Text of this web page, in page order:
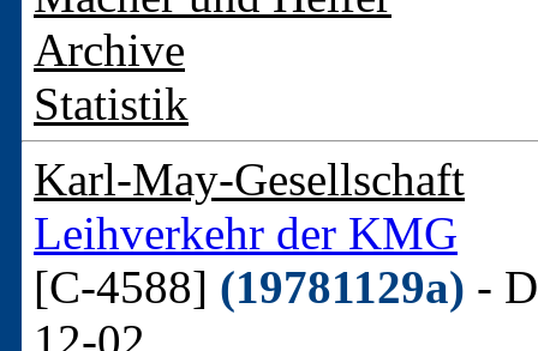
Archive
Statistik
Karl-May-Gesellschaft
Leihverkehr der KMG
[C-4588] (19781129a) -
12-02